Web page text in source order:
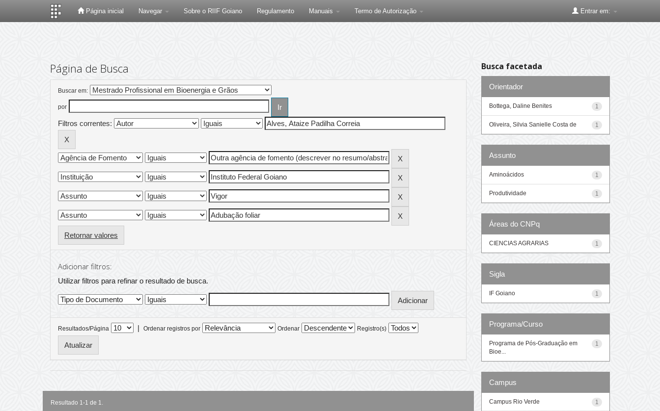
Página inicial Navegar Sobre o RIIF Goiano Regulamento Manuais Termo de Autorização Entrar em:
Página de Busca
Buscar em:
por
Filtros correntes:
Retornar valores
Adicionar filtros:
Utilizar filtros para refinar o resultado de busca.
Resultados/Página | Ordenar registros por Ordenar Registro(s)
Resultado 1-1 de 1.
Busca facetada
Orientador
1
Bottega, Daline Benites
1
Oliveira, Silvia Sanielle Costa de
Assunto
1
Aminoácidos
1
Produtividade
Áreas do CNPq
1
CIENCIAS AGRARIAS
Sigla
1
IF Goiano
Programa/Curso
1
Programa de Pós-Graduação em
Bioe...
Campus
1
Campus Rio Verde